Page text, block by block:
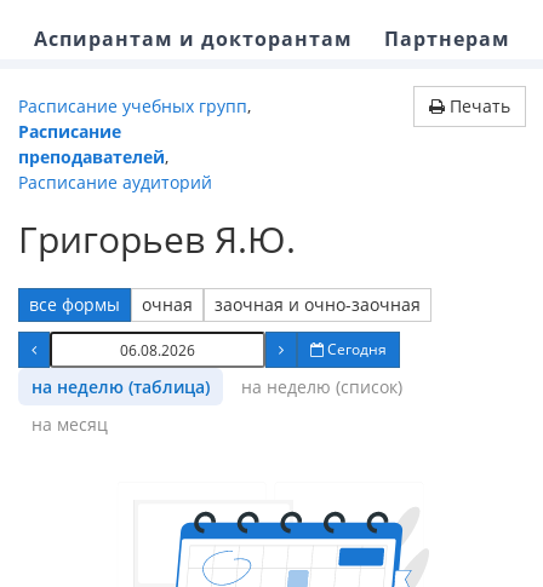
Аспирантам и докторантам
Партнерам
Расписание учебных групп,
Расписание
преподавателей,
Расписание аудиторий
Печать
Григорьев Я.Ю.
все формы очная заочная и очно-заочная
Сегодня
на неделю (таблица)
на неделю (список)
на месяц